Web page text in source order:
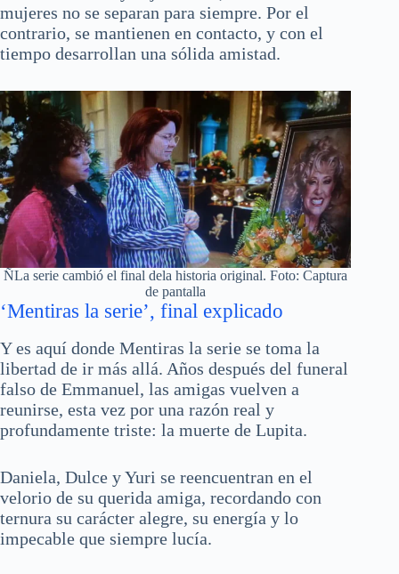
mujeres no se separan para siempre. Por el
contrario, se mantienen en contacto, y con el
tiempo desarrollan una sólida amistad.
ÑLa serie cambió el final dela historia original. Foto: Captura
de pantalla
‘Mentiras la serie’, final explicado
Y es aquí donde Mentiras la serie se toma la
libertad de ir más allá. Años después del funeral
falso de Emmanuel, las amigas vuelven a
reunirse, esta vez por una razón real y
profundamente triste: la muerte de Lupita.
Daniela, Dulce y Yuri se reencuentran en el
velorio de su querida amiga, recordando con
ternura su carácter alegre, su energía y lo
impecable que siempre lucía.